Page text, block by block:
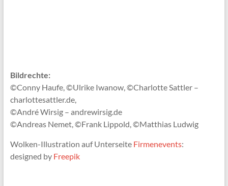
Bildrechte:
©Conny Haufe, ©Ulrike Iwanow, ©Charlotte Sattler –
charlottesattler.de,
©André Wirsig – andrewirsig.de
©Andreas Nemet, ©Frank Lippold, ©Matthias Ludwig
Wolken-Illustration auf Unterseite Firmenevents:
designed by Freepik